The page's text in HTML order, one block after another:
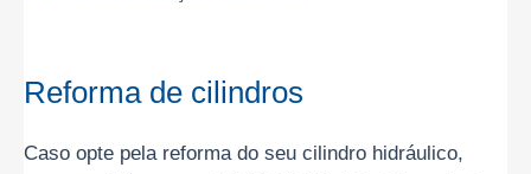
Reforma de cilindros
Caso opte pela reforma do seu cilindro hidráulico,